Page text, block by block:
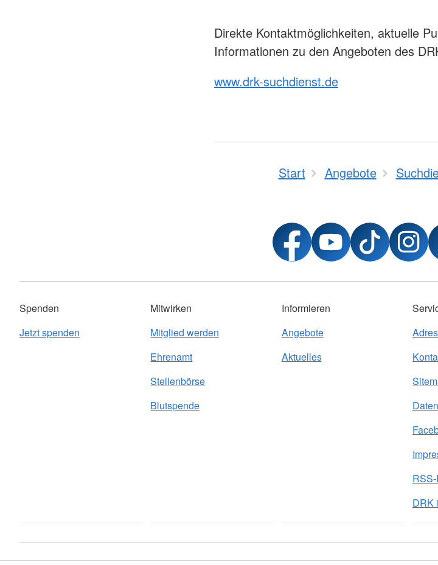
Direkte Kontaktmöglichkeiten, aktuelle
Informationen zu den Angeboten des
www.drk-suchdienst.de
Start Angebote
Spenden
Jetzt spenden
Mitwirken
Mitglied werden
Ehrenamt
Stellenbörse
Blutspende
Informieren
Angebote
Aktuelles
DRK